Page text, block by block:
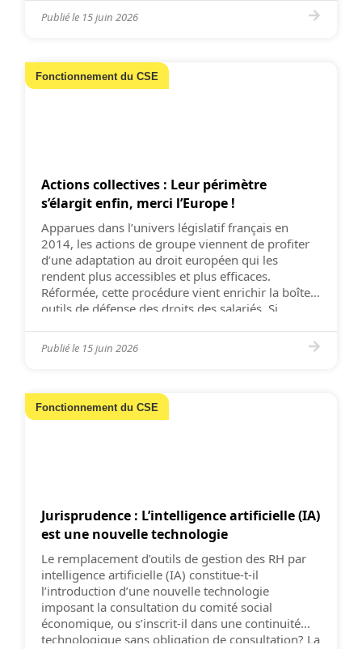
les salariés exposés. Pourtant, les Français savent-
ils […]
Publié le 15 juin 2026
Fonctionnement du CSE
Actions collectives : Leur périmètre
s’élargit enfin, merci l’Europe !
Apparues dans l’univers législatif français en
2014, les actions de groupe viennent de profiter
d’une adaptation au droit européen qui les
rendent plus accessibles et plus efficaces.
Réformée, cette procédure vient enrichir la boîte à
outils de défense des droits des salariés. Si
portant diverses dispositions d’adaptation […]
Publié le 15 juin 2026
Fonctionnement du CSE
Jurisprudence : L’intelligence artificielle (IA)
est une nouvelle technologie
Le remplacement d’outils de gestion des RH par
intelligence artificielle (IA) constitue-t-il
l’introduction d’une nouvelle technologie
imposant la consultation du comité social
économique, ou s’inscrit-il dans une continuité
technologique sans obligation de consultation? La